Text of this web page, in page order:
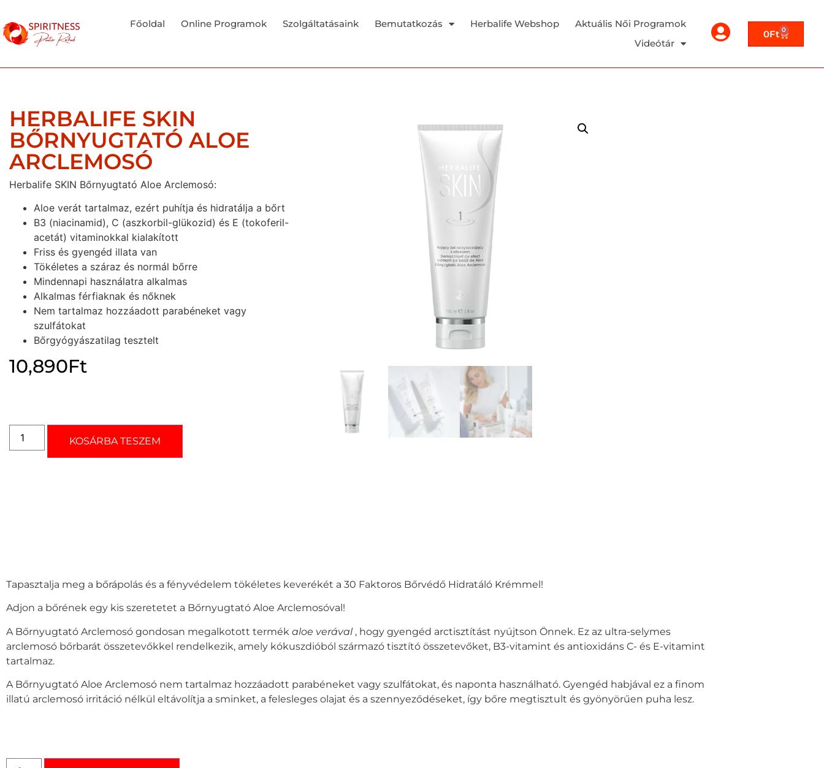
Főoldal Online Programok Szolgáltatásaink Bemutatkozás Herbalife Webshop
Aktuális Női Programok
Videótár
0Ft 0
HERBALIFE SKIN
BŐRNYUGTATÓ ALOE
ARCLEMOSÓ
Herbalife SKIN Bőrnyugtató Aloe Arclemosó:
Aloe verát tartalmaz, ezért puhítja és hidratálja a bőrt
B3 (niacinamid), C (aszkorbil-glükozid) és E (tokoferil-
acetát) vitaminokkal kialakított
Friss és gyengéd illata van
Tökéletes a száraz és normál bőrre
Mindennapi használatra alkalmas
Alkalmas férfiaknak és nőknek
Nem tartalmaz hozzáadott parabéneket vagy
szulfátokat
Bőrgyógyászatilag tesztelt
10,890Ft
KOSÁRBA TESZEM
Tapasztalja meg a bőrápolás és a fényvédelem tökéletes keverékét a 30 Faktoros Bőrvédő Hidratáló Krémmel!
Adjon a bőrének egy kis szeretetet a Bőrnyugtató Aloe Arclemosóval!
A Bőrnyugtató Arclemosó gondosan megalkotott termék aloe verával , hogy gyengéd arctisztítást nyújtson Önnek. Ez az ultra-selymes
arclemosó bőrbarát összetevőkkel rendelkezik, amely kókuszdióból származó tisztító összetevőket, B3-vitamint és antioxidáns C- és E-vitamint
tartalmaz.
A Bőrnyugtató Aloe Arclemosó nem tartalmaz hozzáadott parabéneket vagy szulfátokat, és naponta használható. Gyengéd habjával ez a finom
illatú arclemosó irritáció nélkül eltávolítja a sminket, a felesleges olajat és a szennyeződéseket, így bőre megtisztult és gyönyörűen puha lesz.